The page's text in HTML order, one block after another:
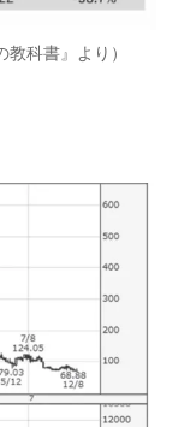
科書』より）